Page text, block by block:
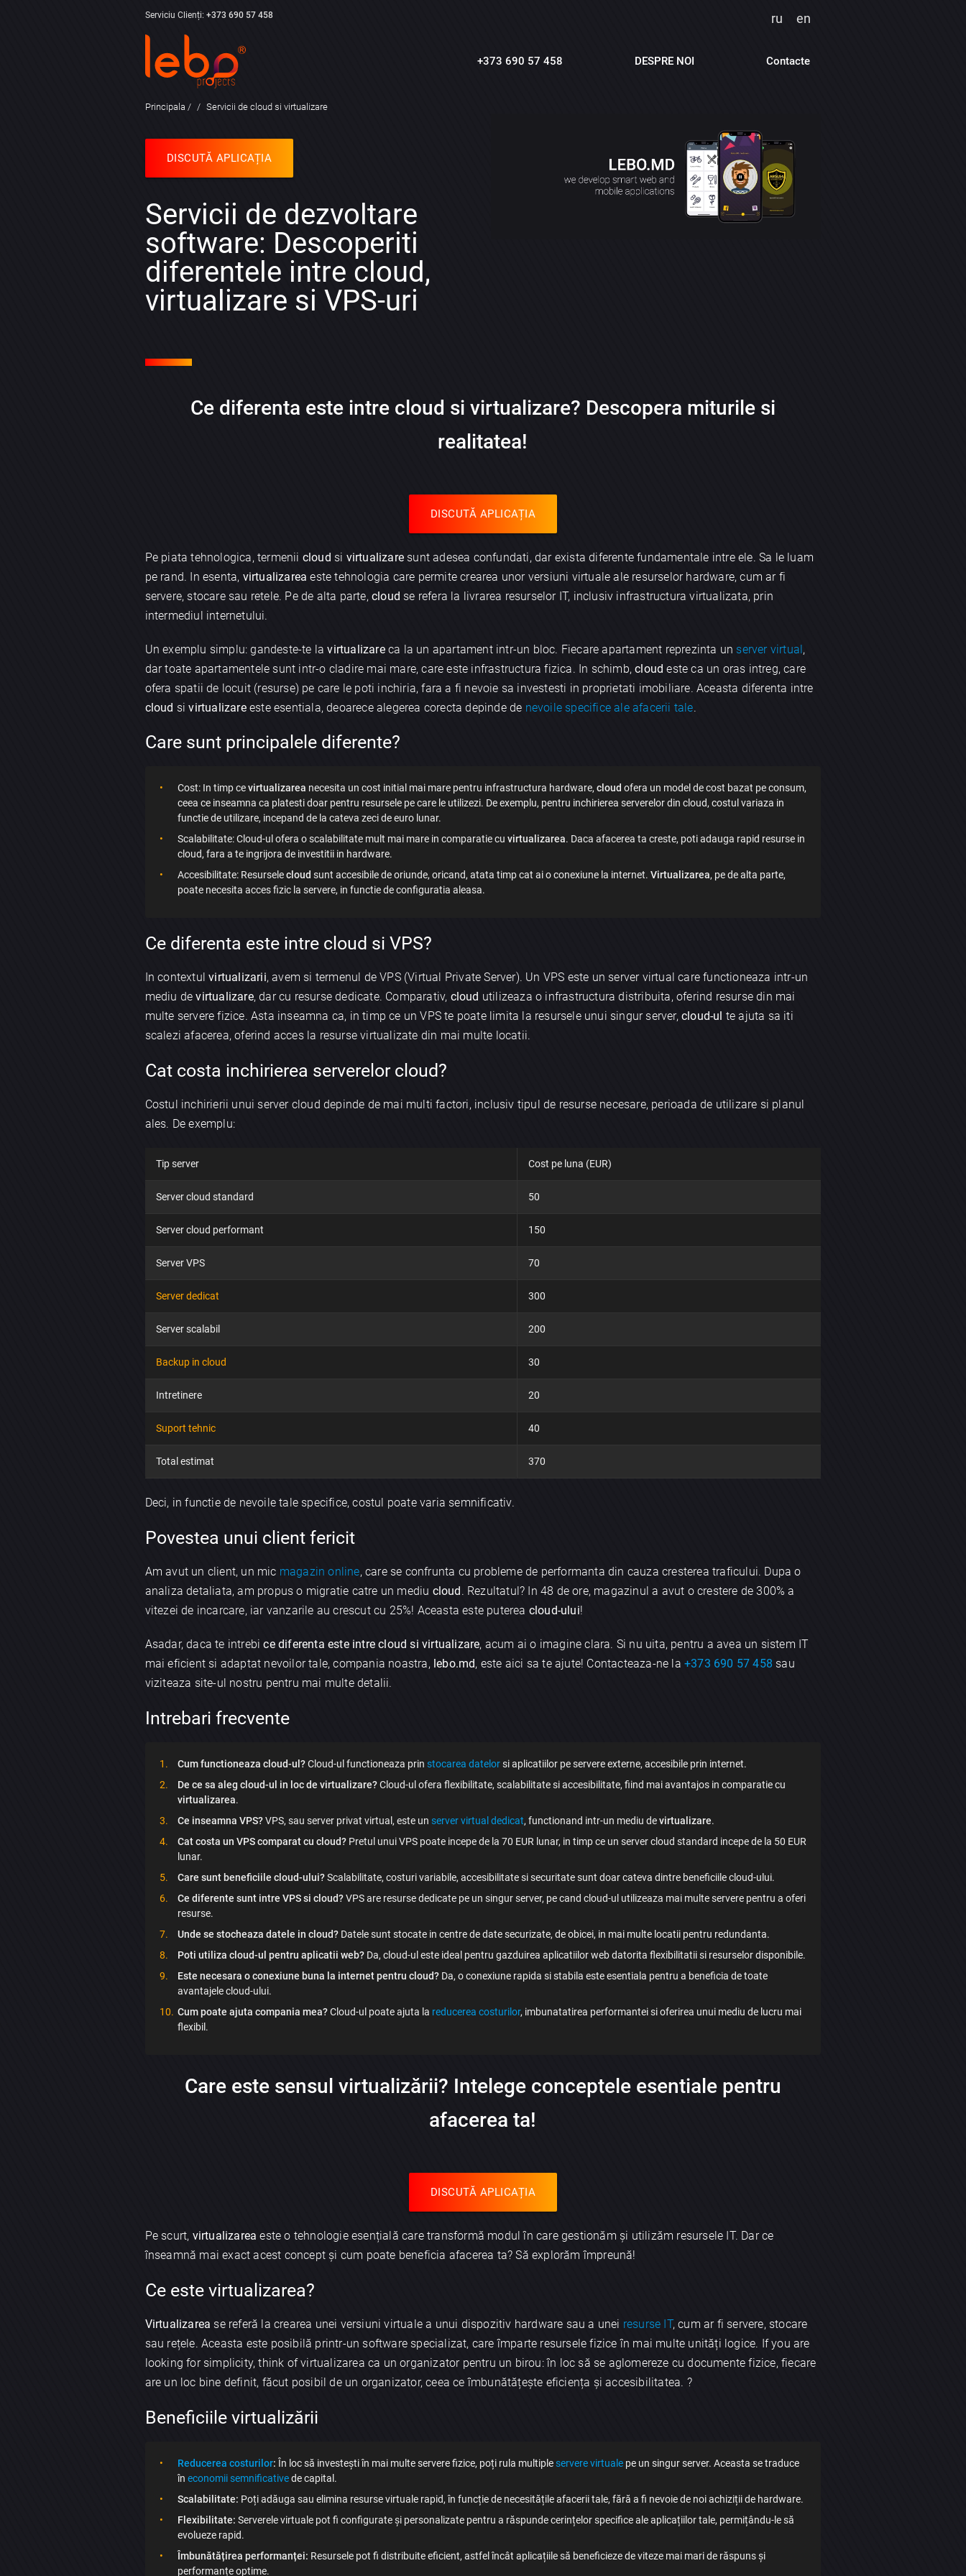
Serviciu Clienți: +373 690 57 458 ru en
+373 690 57 458 DESPRE NOI Contacte
Principala Servicii de cloud si virtualizare
DISCUTĂ APLICAȚIA
Servicii de dezvoltare
software: Descoperiti
diferentele intre cloud,
virtualizare si VPS-uri
Ce diferenta este intre cloud si virtualizare? Descopera miturile si
realitatea!
DISCUTĂ APLICAȚIA
Pe piata tehnologica, termenii cloud si virtualizare sunt adesea confundati, dar exista diferente fundamentale intre ele. Sa le luam
pe rand. In esenta, virtualizarea este tehnologia care permite crearea unor versiuni virtuale ale resurselor hardware, cum ar fi
servere, stocare sau retele. Pe de alta parte, cloud se refera la livrarea resurselor IT, inclusiv infrastructura virtualizata, prin
intermediul internetului.
Un exemplu simplu: gandeste-te lavirtualizareca la un apartament intr-un bloc. Fiecare apartament reprezinta un server virtual,
dar toate apartamentele sunt intr-o cladire mai mare, care este infrastructura fizica. In schimb,cloud este ca un oras intreg, care
ofera spatii de locuit (resurse) pe care le poti inchiria, fara a fi nevoie sa investesti in proprietati imobiliare. Aceasta diferenta intre
cloud sivirtualizareeste esentiala, deoarece alegerea corecta depinde de nevoile specifice ale afacerii tale.
Care sunt principalele diferente?
Cost: In timp cevirtualizarea necesita un cost initial mai mare pentru infrastructura hardware, cloud ofera un model de cost bazat pe consum,
ceea ce inseamna ca platesti doar pentru resursele pe care le utilizezi. De exemplu, pentru inchirierea serverelor din cloud, costul variaza in
functie de utilizare, incepand de la cateva zeci de euro lunar.
Scalabilitate: Cloud-ul ofera o scalabilitate mult mai mare in comparatie cu virtualizarea. Daca afacerea ta creste, poti adauga rapid resurse in
cloud, fara a te ingrijora de investitii in hardware.
Accesibilitate: Resurselecloud sunt accesibile de oriunde, oricand, atata timp cat ai o conexiune la internet. Virtualizarea, pe de alta parte,
poate necesita acces fizic la servere, in functie de configuratia aleasa.
Ce diferenta este intre cloud si VPS?
In contextulvirtualizarii, avem si termenul de VPS (Virtual Private Server). Un VPS este un server virtual care functioneaza intr-un
mediu devirtualizare, dar cu resurse dedicate. Comparativ, cloud utilizeaza o infrastructura distribuita, oferind resurse din mai
multe servere fizice. Asta inseamna ca, in timp ce un VPS te poate limita la resursele unui singur server, cloud-ul te ajuta sa iti
scalezi afacerea, oferind acces la resurse virtualizate din mai multe locatii.
Cat costa inchirierea serverelor cloud?
Costul inchirierii unui server cloud depinde de mai multi factori, inclusiv tipul de resurse necesare, perioada de utilizare si planul
ales. De exemplu:
Tip server Cost pe luna (EUR)
Server cloud standard 50
Server cloud performant 150
Server VPS 70
Server dedicat 300
Server scalabil 200
Backup in cloud 30
Intretinere 20
Suport tehnic 40
Total estimat 370
Deci, in functie de nevoile tale specifice, costul poate varia semnificativ.
Povestea unui client fericit
Am avut un client, un mic magazin online, care se confrunta cu probleme de performanta din cauza cresterea traficului. Dupa o
analiza detaliata, am propus o migratie catre un mediu cloud. Rezultatul? In 48 de ore, magazinul a avut o crestere de 300% a
vitezei de incarcare, iar vanzarile au crescut cu 25%! Aceasta este puterea cloud-ului!
Asadar, daca te intrebice diferenta este intre cloud si virtualizare, acum ai o imagine clara. Si nu uita, pentru a avea un sistem IT
mai eficient si adaptat nevoilor tale, compania noastra, lebo.md, este aici sa te ajute! Contacteaza-ne la+373 690 57 458 sau
viziteaza site-ul nostru pentru mai multe detalii.
Intrebari frecvente
Cum functioneaza cloud-ul?Cloud-ul functioneaza prin stocarea datelorsi aplicatiilor pe servere externe, accesibile prin internet.
De ce sa aleg cloud-ul in loc de virtualizare?Cloud-ul ofera flexibilitate, scalabilitate si accesibilitate, fiind mai avantajos in comparatie cu
virtualizarea.
Ce inseamna VPS?VPS, sau server privat virtual, este un server virtual dedicat, functionand intr-un mediu devirtualizare.
Cat costa un VPS comparat cu cloud?Pretul unui VPS poate incepe de la 70 EUR lunar, in timp ce un server cloud standard incepe de la 50 EUR
lunar.
Care sunt beneficiile cloud-ului?Scalabilitate, costuri variabile, accesibilitate si securitate sunt doar cateva dintre beneficiile cloud-ului.
Ce diferente sunt intre VPS si cloud?VPS are resurse dedicate pe un singur server, pe cand cloud-ul utilizeaza mai multe servere pentru a oferi
resurse.
Unde se stocheaza datele in cloud?Datele sunt stocate in centre de date securizate, de obicei, in mai multe locatii pentru redundanta.
Poti utiliza cloud-ul pentru aplicatii web?Da, cloud-ul este ideal pentru gazduirea aplicatiilor web datorita flexibilitatii si resurselor disponibile.
Este necesara o conexiune buna la internet pentru cloud?Da, o conexiune rapida si stabila este esentiala pentru a beneficia de toate
avantajele cloud-ului.
Cum poate ajuta compania mea?Cloud-ul poate ajuta la reducerea costurilor, imbunatatirea performantei si oferirea unui mediu de lucru mai
flexibil.
Care este sensul virtualizării? Intelege conceptele esentiale pentru
afacerea ta!
DISCUTĂ APLICAȚIA
Pe scurt, virtualizarea este o tehnologie esențială care transformă modul în care gestionăm și utilizăm resursele IT. Dar ce
înseamnă mai exact acest concept și cum poate beneficia afacerea ta? Să explorăm împreună!
Ce este virtualizarea?
Virtualizarea se referă la crearea unei versiuni virtuale a unui dispozitiv hardware sau a unei resurse IT, cum ar fi servere, stocare
sau rețele. Aceasta este posibilă printr-un software specializat, care împarte resursele fizice în mai multe unități logice. If you are
looking for simplicity, think of virtualizarea ca un organizator pentru un birou: în loc să se aglomereze cu documente fizice, fiecare
are un loc bine definit, făcut posibil de un organizator, ceea ce îmbunătățește eficiența și accesibilitatea. ?️
Beneficiile virtualizării
Reducerea costurilor: În loc să investești în mai multe servere fizice, poți rula multipleservere virtualepe un singur server. Aceasta se traduce
în economii semnificativede capital.
Scalabilitate: Poți adăuga sau elimina resurse virtuale rapid, în funcție de necesitățile afacerii tale, fără a fi nevoie de noi achiziții de hardware.
Flexibilitate: Serverele virtuale pot fi configurate și personalizate pentru a răspunde cerințelor specifice ale aplicațiilor tale, permițându-le să
evolueze rapid.
Îmbunătățirea performanței: Resursele pot fi distribuite eficient, astfel încât aplicațiile să beneficieze de viteze mai mari de răspuns și
performanțe optime.
Trimite